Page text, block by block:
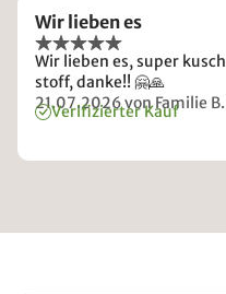
Wir lieben es
Wir lieben es, super
stoff, danke!! 🤗🙏
21.07.2026von Familie B.
Verifizierter Kauf